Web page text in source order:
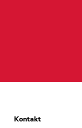
Kontakt